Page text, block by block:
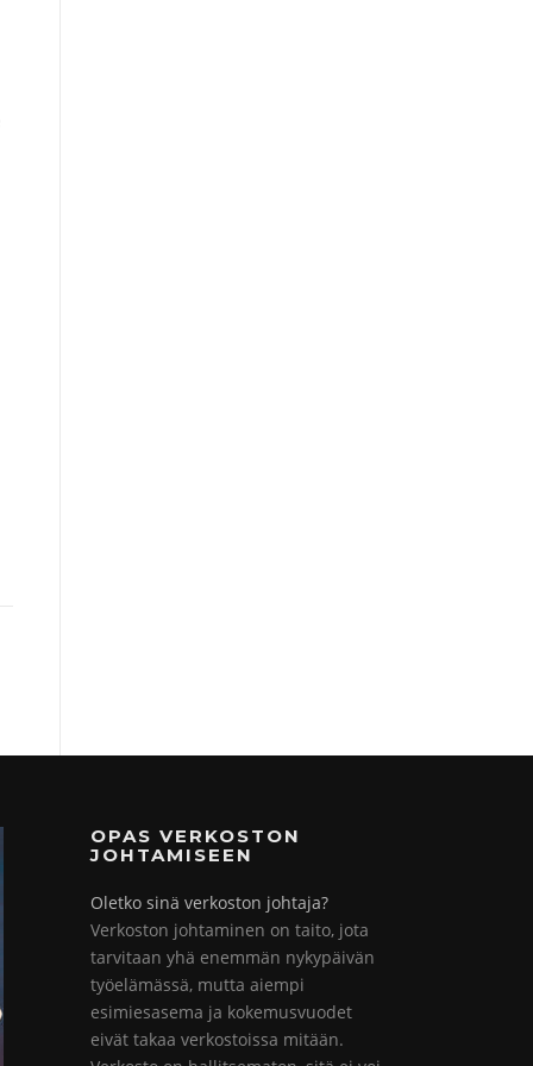
OPAS VERKOSTON
JOHTAMISEEN
Oletko sinä verkoston johtaja?
Verkoston johtaminen on taito, jota
tarvitaan yhä enemmän nykypäivän
työelämässä, mutta aiempi
esimiesasema ja kokemusvuodet
eivät takaa verkostoissa mitään.